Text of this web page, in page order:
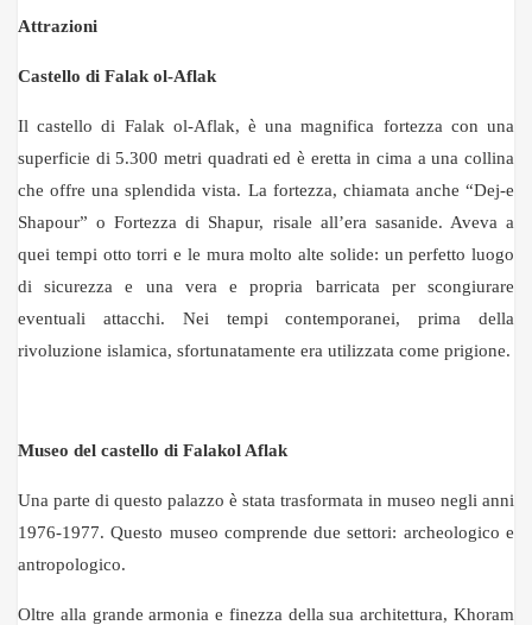
Attrazioni
Castello di Falak ol-Aflak
Il castello di Falak ol-Aflak, è una magnifica fortezza con una
superficie di 5.300 metri quadrati ed è eretta in cima a una collina
che offre una splendida vista. La fortezza, chiamata anche “Dej-e
Shapour” o Fortezza di Shapur, risale all’era sasanide. Aveva a
quei tempi otto torri e le mura molto alte solide: un perfetto luogo
di sicurezza e una vera e propria barricata per scongiurare
eventuali attacchi. Nei tempi contemporanei, prima della
rivoluzione islamica, sfortunatamente era utilizzata come prigione.
Museo del castello di Falakol Aflak
Una parte di questo palazzo è stata trasformata in museo negli anni
1976-1977. Questo museo comprende due settori: archeologico e
antropologico.
Oltre alla grande armonia e finezza della sua architettura, Khoram